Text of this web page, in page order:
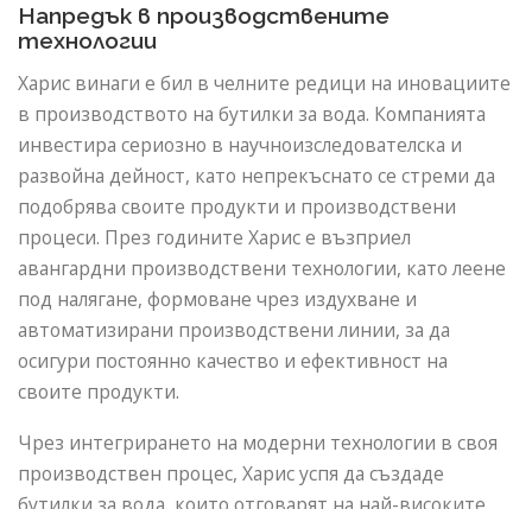
Напредък в производствените
технологии
Харис винаги е бил в челните редици на иновациите
в производството на бутилки за вода. Компанията
инвестира сериозно в научноизследователска и
развойна дейност, като непрекъснато се стреми да
подобрява своите продукти и производствени
процеси. През годините Харис е възприел
авангардни производствени технологии, като леене
под налягане, формоване чрез издухване и
автоматизирани производствени линии, за да
осигури постоянно качество и ефективност на
своите продукти.
Чрез интегрирането на модерни технологии в своя
производствен процес, Харис успя да създаде